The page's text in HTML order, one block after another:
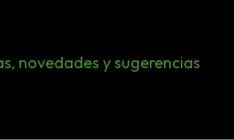
novedades y sugerencias